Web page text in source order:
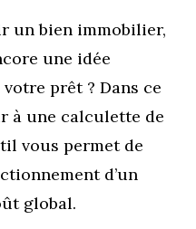
un bien immobilier,
une idée
prêt ? Dans ce
à une calculette de
vous permet de
d’un
global.